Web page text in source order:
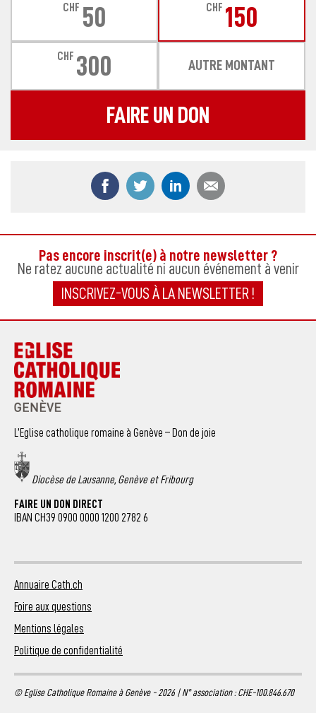
CHF 50 CHF 150
CHF 300 AUTRE MONTANT
FAIRE UN DON
Partager ce contenu sur Facebook
Partager ce contenu sur Twitter
Partager ce contenu
Pas encore inscrit(e) à notre newsletter ?
Ne ratez aucune actualité ni aucun événement à venir
INSCRIVEZ-VOUS À LA NEWSLETTER !
L’Eglise catholique romaine à Genève – Don de joie
Diocèse de Lausanne, Genève et Fribourg
FAIRE UN DON DIRECT
IBAN CH39 0900 0000 1200 2782 6
Annuaire Cath.ch
Foire aux questions
Mentions légales
Politique de confidentialité
© Eglise Catholique Romaine à Genève - 2026 | N° association : CHE-100.846.670